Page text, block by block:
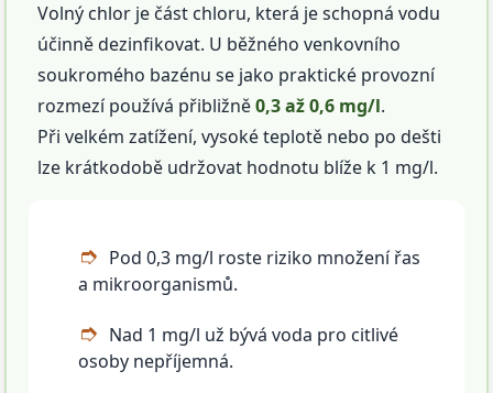
Volný chlor je část chloru, která je schopná vodu
účinně dezinfikovat. U běžného venkovního
soukromého bazénu se jako praktické provozní
rozmezí používá přibližně0,3 až 0,6 mg/l.
Při velkém zatížení, vysoké teplotě nebo po dešti
lze krátkodobě udržovat hodnotu blíže k 1 mg/l.
Pod 0,3 mg/l roste riziko množení řas
a mikroorganismů.
Nad 1 mg/l už bývá voda pro citlivé
osoby nepříjemná.